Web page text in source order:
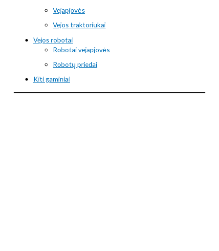
Vejapjovės
Vejos traktoriukai
Vejos robotai
Robotai vejapjovės
Robotų priedai
Kiti gaminiai